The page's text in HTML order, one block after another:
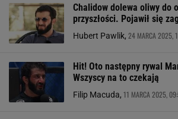
Chalidow dolewa oliwy do
przyszłości. Pojawił się
Hubert Pawlik, 24 MARCA 2025,
Hit! Oto następny rywal
Wszyscy na to czekają
Filip Macuda, 11 MARCA 2025,